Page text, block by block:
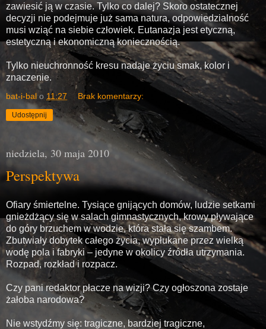
zawiesić ją w czasie. Tylko co dalej? Skoro ostatecznej
decyzji nie podejmuje już sama natura, odpowiedzialność
musi wziąć na siebie człowiek. Eutanazja jest etyczną,
estetyczną i ekonomiczną koniecznością.
Tylko nieuchronność kresu nadaje życiu smak, kolor i
znaczenie.
bat-i-bal o 11:27 Brak komentarzy:
Udostępnij
niedziela, 30 maja 2010
Perspektywa
Ofiary śmiertelne. Tysiące gnijących domów, ludzie setkami
gnieżdżący się w salach gimnastycznych, krowy pływające
do góry brzuchem w wodzie, która stała się szambem.
Zbutwiały dobytek całego życia, wypłukane przez wielką
wodę pola i fabryki – jedyne w okolicy źródła utrzymania.
Rozpad, rozkład i rozpacz.
Czy pani redaktor płacze na wizji? Czy ogłoszona zostaje
żałoba narodowa?
Nie wstydźmy się: tragiczne, bardziej tragiczne,